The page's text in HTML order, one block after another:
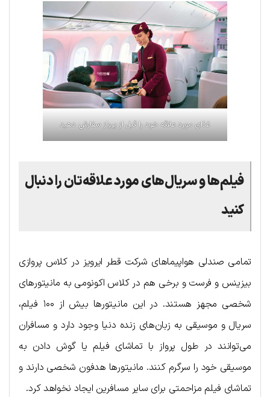
غذای مورد علاقه خود را قبل از پرواز سفارش دهید
فیلم‌ها و سریال‌های مورد علاقه‌تان را دنبال
کنید
تمامی صندلی‌ هواپیماهای شرکت قطر ایرویز در کلاس پروازی
بیزینس و فرست و برخی هم در کلاس اکونومی به مانیتورهای
شخصی مجهز هستند. در این مانیتورها بیش از ۱۰۰ فیلم،
سریال و موسیقی به زبان‌های زنده دنیا وجود دارد و مسافران
می‌توانند در طول پرواز با تماشای فیلم یا گوش دادن به
موسیقی خود را سرگرم کنند. مانیتورها هدفون شخصی دارند و
تماشای فیلم مزاحمتی برای سایر مسافرین ایجاد نخواهد کرد.